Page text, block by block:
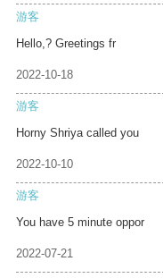
游客
Hello,? Greetings fr
2022-10-18
游客
Horny Shriya called you
2022-10-10
游客
You have 5 minute oppor
2022-07-21